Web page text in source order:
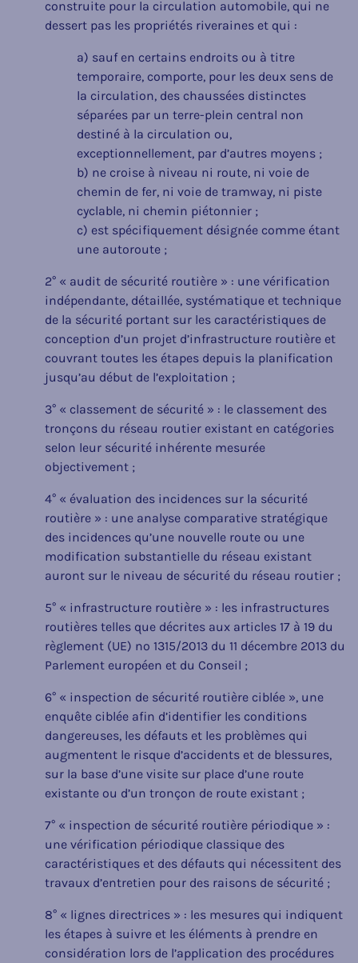
construite pour la circulation automobile, qui ne
dessert pas les propriétés riveraines et qui :
a) sauf en certains endroits ou à titre
temporaire, comporte, pour les deux sens de
la circulation, des chaussées distinctes
séparées par un terre-plein central non
destiné à la circulation ou,
exceptionnellement, par d’autres moyens ;
b) ne croise à niveau ni route, ni voie de
chemin de fer, ni voie de tramway, ni piste
cyclable, ni chemin piétonnier ;
c) est spécifiquement désignée comme étant
une autoroute ;
2° « audit de sécurité routière » : une vérification
indépendante, détaillée, systématique et technique
de la sécurité portant sur les caractéristiques de
conception d’un projet d’infrastructure routière et
couvrant toutes les étapes depuis la planification
jusqu’au début de l’exploitation ;
3° « classement de sécurité » : le classement des
tronçons du réseau routier existant en catégories
selon leur sécurité inhérente mesurée
objectivement ;
4° « évaluation des incidences sur la sécurité
routière » : une analyse comparative stratégique
des incidences qu’une nouvelle route ou une
modification substantielle du réseau existant
auront sur le niveau de sécurité du réseau routier ;
5° « infrastructure routière » : les infrastructures
routières telles que décrites aux articles 17 à 19 du
règlement (UE) nº 1315/2013 du 11 décembre 2013 du
Parlement européen et du Conseil ;
6° « inspection de sécurité routière ciblée », une
enquête ciblée afin d’identifier les conditions
dangereuses, les défauts et les problèmes qui
augmentent le risque d’accidents et de blessures,
sur la base d’une visite sur place d’une route
existante ou d’un tronçon de route existant ;
7° « inspection de sécurité routière périodique » :
une vérification périodique classique des
caractéristiques et des défauts qui nécessitent des
travaux d’entretien pour des raisons de sécurité ;
8° « lignes directrices » : les mesures qui indiquent
les étapes à suivre et les éléments à prendre en
considération lors de l’application des procédures